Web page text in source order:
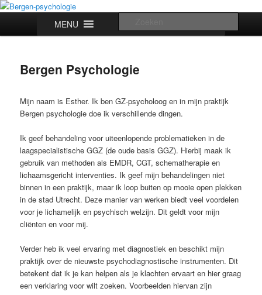
Spring
Spring
MENU
Bergen Psychologie
Mijn naam is Esther. Ik ben GZ-psycholoog en in mijn praktijk
Bergen psychologie doe ik verschillende dingen.
Ik geef behandeling voor uiteenlopende problematieken in de
laagspecialistische GGZ (de oude basis GGZ). Hierbij maak ik
gebruik van methoden als EMDR, CGT, schematherapie en
lichaamsgericht interventies. Ik geef mijn behandelingen niet
binnen in een praktijk, maar ik loop buiten op mooie open plekken
in de stad Utrecht. Deze manier van werken biedt veel voordelen
voor je lichamelijk en psychisch welzijn. Dit geldt voor mijn
cliënten en voor mij.
Verder heb ik veel ervaring met diagnostiek en beschikt mijn
praktijk over de nieuwste psychodiagnostische instrumenten. Dit
betekent dat ik je kan helpen als je klachten ervaart en hier graag
een verklaring voor wilt zoeken. Voorbeelden hiervan zijn